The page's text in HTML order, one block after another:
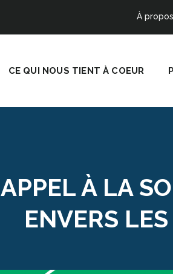
À propos
CE QUI NOUS TIENT À COEUR
APPEL À LA
ENVERS